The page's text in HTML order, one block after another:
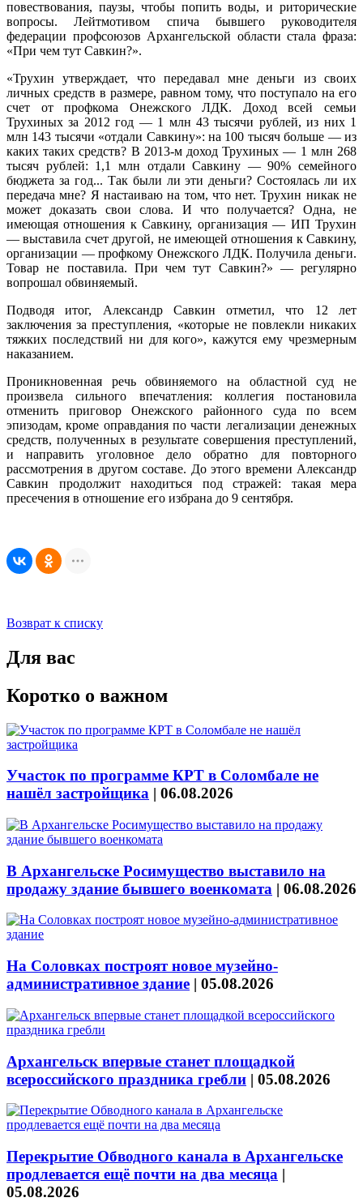
повествования, паузы, чтобы попить воды, и риторические
вопросы. Лейтмотивом спича бывшего руководителя
федерации профсоюзов Архангельской области стала фраза:
«При чем тут Савкин?».
«Трухин утверждает, что передавал мне деньги из своих
личных средств в размере, равном тому, что поступало на его
счет от профкома Онежского ЛДК. Доход всей семьи
Трухиных за 2012 год — 1 млн 43 тысячи рублей, из них 1
млн 143 тысячи «отдали Савкину»: на 100 тысяч больше — из
каких таких средств? В 2013-м доход Трухиных — 1 млн 268
тысяч рублей: 1,1 млн отдали Савкину — 90% семейного
бюджета за год... Так были ли эти деньги? Состоялась ли их
передача мне? Я настаиваю на том, что нет. Трухин никак не
может доказать свои слова. И что получается? Одна, не
имеющая отношения к Савкину, организация — ИП Трухин
— выставила счет другой, не имеющей отношения к Савкину,
организации — профкому Онежского ЛДК. Получила деньги.
Товар не поставила. При чем тут Савкин?» — регулярно
вопрошал обвиняемый.
Подводя итог, Александр Савкин отметил, что 12 лет
заключения за преступления, «которые не повлекли никаких
тяжких последствий ни для кого», кажутся ему чрезмерным
наказанием.
Проникновенная речь обвиняемого на областной суд не
произвела сильного впечатления: коллегия постановила
отменить приговор Онежского районного суда по всем
эпизодам, кроме оправдания по части легализации денежных
средств, полученных в результате совершения преступлений,
и направить уголовное дело обратно для повторного
рассмотрения в другом составе. До этого времени Александр
Савкин продолжит находиться под стражей: такая мера
пресечения в отношение его избрана до 9 сентября.
Возврат к списку
Для вас
Коротко о важном
Участок по программе КРТ в Соломбале не
нашёл застройщика | 06.08.2026
В Архангельске Росимущество выставило на
продажу здание бывшего военкомата | 06.08.2026
На Соловках построят новое музейно-
административное здание | 05.08.2026
Архангельск впервые станет площадкой
всероссийского праздника гребли | 05.08.2026
Перекрытие Обводного канала в Архангельске
продлевается ещё почти на два месяца |
05.08.2026